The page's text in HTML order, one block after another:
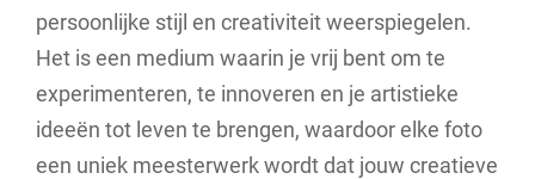
persoonlijke stijl en creativiteit weerspiegelen.
Het is een medium waarin je vrij bent om te
experimenteren, te innoveren en je artistieke
ideeën tot leven te brengen, waardoor elke foto
een uniek meesterwerk wordt dat jouw creatieve